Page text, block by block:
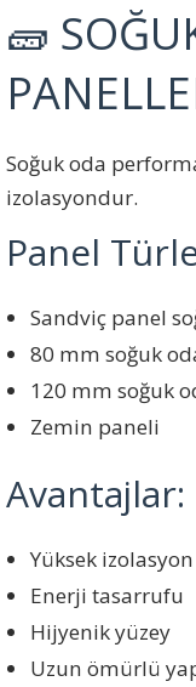
🧱
Soğuk oda
izolasyondur.
Panel
Sandviç panel
80 mm soğuk
120 mm soğuk
Zemin paneli
Avantajlar:
Yüksek izolasyon
Enerji tasarrufu
Hijyenik yüzey
Uzun ömürlü